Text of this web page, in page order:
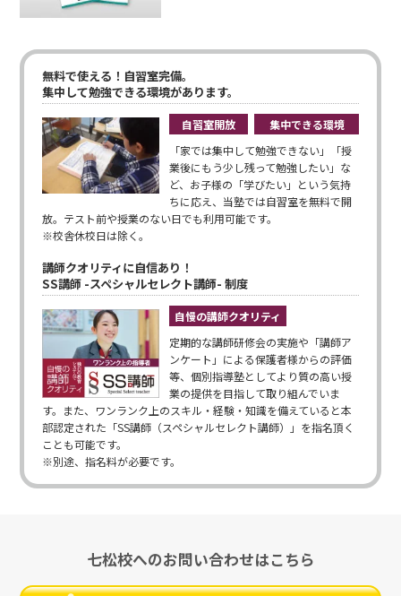
無料で使える！自習室完備。
集中して勉強できる環境があります。
自習室開放
集中できる環境
「家では集中して勉強できない」「授
業後にもう少し残って勉強したい」な
ど、お子様の「学びたい」という気持
ちに応え、当塾では自習室を無料で開
放。テスト前や授業のない日でも利用可能です。
※校舎休校日は除く。
講師クオリティに自信あり！
SS講師 -スペシャルセレクト講師- 制度
自慢の講師クオリティ
定期的な講師研修会の実施や「講師ア
ンケート」による保護者様からの評価
等、個別指導塾としてより質の高い授
業の提供を目指して取り組んでいま
す。また、ワンランク上のスキル・経験・知識を備えていると本
部認定された「SS講師（スペシャルセレクト講師）」を指名頂く
ことも可能です。
※別途、指名料が必要です。
七松校へのお問い合わせはこちら